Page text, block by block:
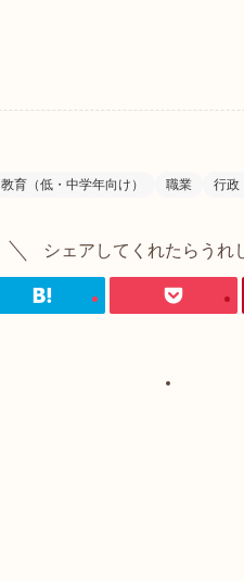
教育（低・中学年向け） 職業 行政
シェアしてくれたらうれ